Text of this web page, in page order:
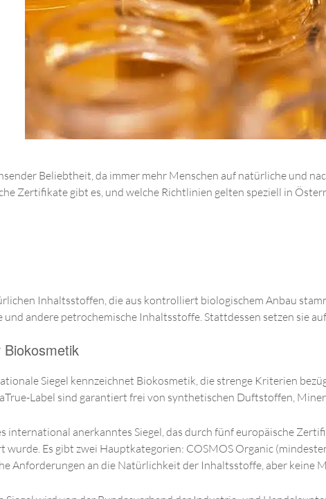
Beliebtheit, da immer mehr Menschen auf natürliche und
Zertifikate gibt es, und welche Richtlinien gelten speziell in
Inhaltsstoffen, die aus kontrolliert biologischem Anbau
und andere petrochemische Inhaltsstoffe. Stattdessen setzen sie
Siegel kennzeichnet Biokosmetik, die strenge Kriterien
Label sind garantiert frei von synthetischen Duftstoffen,
international anerkanntes Siegel, das durch fünf europäische
wurde. Es gibt zwei Hauptkategorien: COSMOS Organic
Anforderungen an die Natürlichkeit der Inhaltsstoffe, aber keine